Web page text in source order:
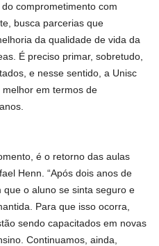
comprometimento com
busca parcerias que
da qualidade de vida da
É preciso primar, sobretudo,
e nesse sentido, a Unisc
em termos de
é o retorno das aulas
Henn. “Após dois anos de
o aluno se sinta seguro e
Para que isso ocorra,
sendo capacitados em novas
Continuamos, ainda,